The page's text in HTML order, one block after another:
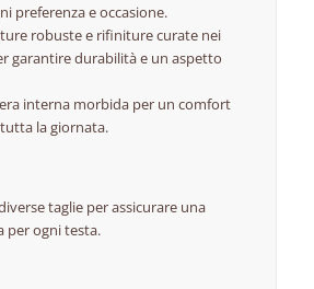
preferenza e occasione.
robuste e rifiniture curate nei
garantire durabilità e un aspetto
interna morbida per un comfort
la giornata.
taglie per assicurare una
per ogni testa.